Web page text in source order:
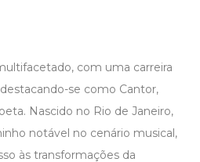
com uma carreira
se como Cantor,
Nascido no Rio de Janeiro,
notável no cenário musical,
às transformações da